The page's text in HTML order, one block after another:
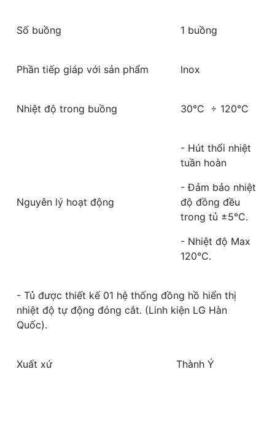
Số buồng 1 buồng
Phần tiếp giáp với sản phẩm Inox
Nhiệt độ trong buồng 30°C ÷ 120°C
Nguyên lý hoạt động
- Hút thổi nhiệt
tuần hoàn
- Đảm bảo nhiệt
độ đồng đều
trong tủ ±5°C.
- Nhiệt độ Max
120°C.
- Tủ được thiết kế 01 hệ thống đồng hồ hiển thị
nhiệt độ tự động đóng cắt. (Linh kiện LG Hàn
Quốc).
Xuất xứ Thành Ý